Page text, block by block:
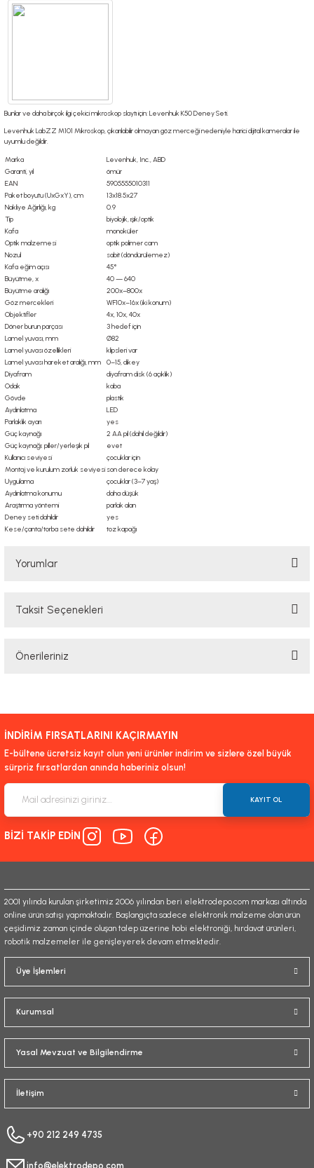
Bunlar ve daha birçok ilgi çekici mikroskop slaytı için: Levenhuk K50 Deney Seti.
Levenhuk LabZZ M101 Mikroskop, çıkarılabilir olmayan göz merceği nedeniyle harici dijital kameralar ile
uyumlu değildir.
Marka
Levenhuk, Inc., ABD
Garanti, yıl
ömür
EAN
5905555010311
Paket boyutu (UxGxY), cm
13x18.5x27
Nakliye Ağırlığı, kg
0.9
Tip
biyolojik, ışık/optik
Kafa
monoküler
Optik malzemesi
optik polimer cam
Nozul
sabit (döndürülemez)
Kafa eğim açısı
45°
Büyütme, x
40 — 640
Büyütme aralığı
200x–800x
Göz mercekleri
WF10x–16x (iki konum)
Objektifler
4x, 10x, 40x
Döner burun parçası
3 hedef için
Lamel yuvası, mm
Ø82
Lamel yuvası özellikleri
klipsleri var
Lamel yuvası hareket aralığı, mm
0–15, dikey
Diyafram
diyafram disk (6 açıklık)
Odak
kaba
Gövde
plastik
Aydınlatma
LED
Parlaklık ayarı
yes
Güç kaynağı
2 AA pil (dahil değildir)
Güç kaynağı: piller/yerleşik pil
evet
Kullanıcı seviyesi
çocuklar için
Montaj ve kurulum zorluk seviyesi son derece kolay
Uygulama
çocuklar (3–7 yaş)
Aydınlatma konumu
daha düşük
Araştırma yöntemi
parlak alan
Deney seti dahildir
yes
Kese/çanta/torba sete dahildir
toz kapağı
Yorumlar
Taksit Seçenekleri
Önerileriniz
yetersiz gördüğünüz noktaları öneri formunu kullanarak tarafımıza
iletebilirsiniz.
Görüş ve önerileriniz için teşekkür ederiz.
Ürün açıklamasında eksik bilgiler bulunuyor.
Ürün bilgilerinde hatalar bulunuyor.
Ürün fiyatı diğer sitelerden daha pahalı.
Gönder
İNDİRİM FIRSATLARINI KAÇIRMAYIN
E-bültene ücretsiz kayıt olun yeni ürünler indirim ve sizlere özel büyük
sürpriz fırsatlardan anında haberiniz olsun!
KAYIT OL
BİZİ TAKİP EDİN
2001 yılında kurulan şirketimiz 2006 yılından beri elektrodepo.com markası altında
online ürün satışı yapmaktadır. Başlangıçta sadece elektronik malzeme olan ürün
çeşidimiz zaman içinde oluşan talep üzerine hobi elektroniği, hırdavat ürünleri,
robotik malzemeler ile genişleyerek devam etmektedir.
Üye İşlemleri
Kurumsal
Yasal Mevzuat ve Bilgilendirme
İletişim
+90 212 249 4735
info@elektrodepo.com